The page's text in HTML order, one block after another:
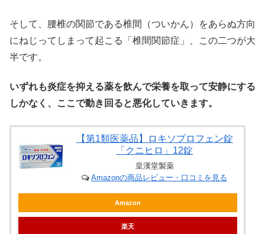
そして、腰椎の関節である椎間（ついかん）をあらぬ方向
にねじってしまって起こる「椎間関節症」、この二つが大
半です。
いずれも炎症を抑える薬を飲んで栄養を取って安静にする
しかなく、ここで動き回ると悪化していきます。
【第1類医薬品】ロキソプロフェン錠
「クニヒロ」12錠
皇漢堂製薬
Amazonの商品レビュー・口コミを見る
Amazon
楽天